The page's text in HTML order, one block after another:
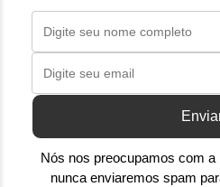
Nós nos preocupamos com
nunca enviaremos spam